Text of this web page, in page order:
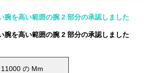
腕を高い範囲の腕 2 部分の承認しました
腕を高い範囲の腕 2 部分の承認しました
11000 の Mm